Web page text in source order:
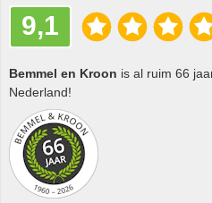
9,1
Bemmel en Kroon is al ruim 66
Nederland!